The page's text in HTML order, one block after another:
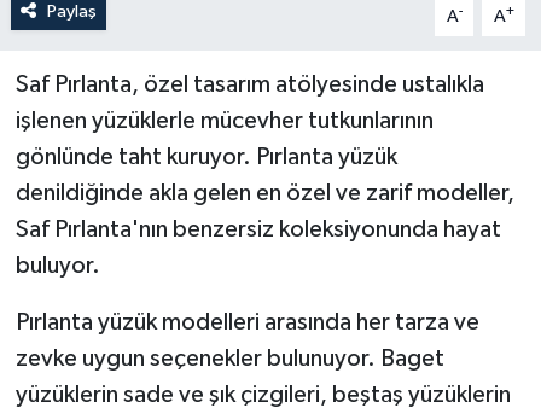
Paylaş A- A+
Saf Pırlanta, özel tasarım atölyesinde ustalıkla
işlenen yüzüklerle mücevher tutkunlarının
gönlünde taht kuruyor. Pırlanta yüzük
denildiğinde akla gelen en özel ve zarif modeller,
Saf Pırlanta'nın benzersiz koleksiyonunda hayat
buluyor.
Pırlanta yüzük modelleri arasında her tarza ve
zevke uygun seçenekler bulunuyor. Baget
yüzüklerin sade ve şık çizgileri, beştaş yüzüklerin